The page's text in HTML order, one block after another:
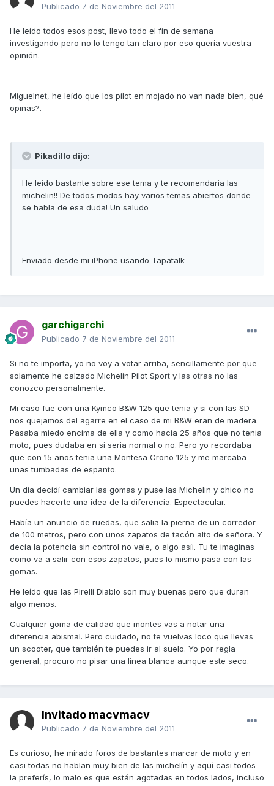
Publicado 7 de Noviembre del 2011
He leído todos esos post, llevo todo el fin de semana
investigando pero no lo tengo tan claro por eso quería vuestra
opinión.
Miguelnet, he leído que los pilot en mojado no van nada bien, qué
opinas?.
Pikadillo dijo:
He leido bastante sobre ese tema y te recomendaria las
michelin!! De todos modos hay varios temas abiertos donde
se habla de esa duda! Un saludo
Enviado desde mi iPhone usando Tapatalk
garchigarchi
Publicado 7 de Noviembre del 2011
Si no te importa, yo no voy a votar arriba, sencillamente por que
solamente he calzado Michelin Pilot Sport y las otras no las
conozco personalmente.
Mi caso fue con una Kymco B&W 125 que tenia y si con las SD
nos quejamos del agarre en el caso de mi B&W eran de madera.
Pasaba miedo encima de ella y como hacia 25 años que no tenia
moto, pues dudaba en si seria normal o no. Pero yo recordaba
que con 15 años tenia una Montesa Crono 125 y me marcaba
unas tumbadas de espanto.
Un día decidí cambiar las gomas y puse las Michelin y chico no
puedes hacerte una idea de la diferencia. Espectacular.
Había un anuncio de ruedas, que salia la pierna de un corredor
de 100 metros, pero con unos zapatos de tacón alto de señora. Y
decía la potencia sin control no vale, o algo asíi. Tu te imaginas
como va a salir con esos zapatos, pues lo mismo pasa con las
gomas.
He leído que las Pirelli Diablo son muy buenas pero que duran
algo menos.
Cualquier goma de calidad que montes vas a notar una
diferencia abismal. Pero cuidado, no te vuelvas loco que llevas
un scooter, que también te puedes ir al suelo. Yo por regla
general, procuro no pisar una linea blanca aunque este seco.
Invitado macvmacv
Publicado 7 de Noviembre del 2011
Es curioso, he mirado foros de bastantes marcar de moto y en
casi todas no hablan muy bien de las michelín y aquí casi todos
la preferís, lo malo es que están agotadas en todos lados, incluso